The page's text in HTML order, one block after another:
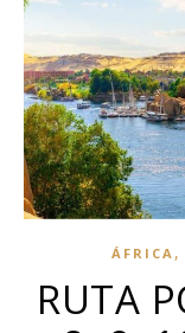
ÁFRICA ,
RUTA